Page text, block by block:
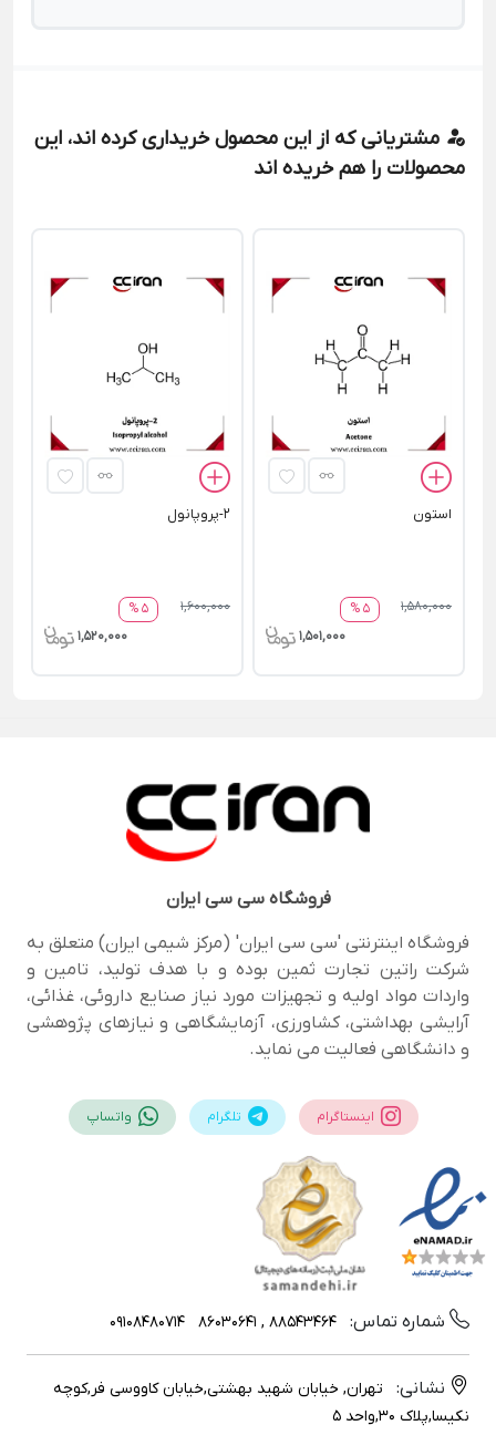
مشتریانی که از این محصول خریداری کرده اند، این
محصولات را هم خریده اند
استون
5 %
1,580,000
1,501,000
2-پروپانول
5 %
1,600,000
1,520,000
فروشگاهسی سی ایران
فروشگاه اینترنتی 'سی سی ایران' (مرکز شیمی ایران) متعلق به
شرکت راتین تجارت ثمین بوده و با هدف تولید، تامین و
واردات مواد اولیه و تجهیزات مورد نیاز صنایع داروئی، غذائی،
آرایشی بهداشتی، کشاورزی، آزمایشگاهی و نیازهای پژوهشی
و دانشگاهی فعالیت می نماید.
اینستاگرام تلگرام واتساپ
شماره تماس: 88543464 , 86030641
09108480714
نشانی:
تهران, خیابان شهید بهشتی,خیابان کاووسی فر,کوچه
نکیسا,پلاک 30,واحد 5